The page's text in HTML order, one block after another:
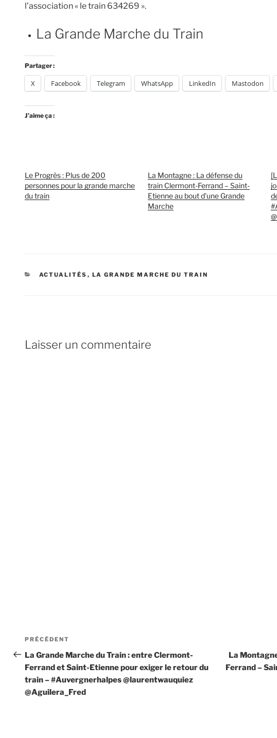
l’association « le train 634269 ».
La Grande Marche du Train
Partager :
X Facebook Telegram WhatsApp LinkedIn Mastodon
J’aime ça :
Le Progrès : Plus de 200
personnes pour la grande marche
du train
La Montagne : La défense du
train Clermont-Ferrand – Saint-
Etienne au bout d’une Grande
Marche
CATÉGORIES
ACTUALITÉS , LA GRANDE MARCHE DU TRAIN
Laisser un commentaire
Navigation
de
l’article
Article
précédent
PRÉCÉDENT
La Grande Marche du Train : entre Clermont-
Ferrand et Saint-Etienne pour exiger le retour du
train – #Auvergnerhalpes @laurentwauquiez
@Aguilera_Fred
La
Ferrand –